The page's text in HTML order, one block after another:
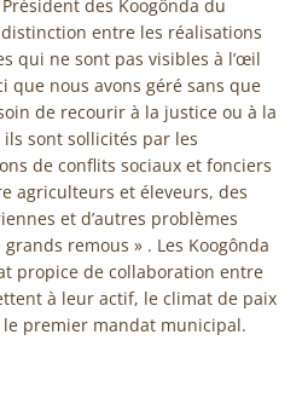
des Koogônda du
entre les réalisations
qui ne sont pas visibles à l’œil
que nous avons géré sans que
de recourir à la justice ou à la
ils sont sollicités par les
de conflits sociaux et fonciers
agriculteurs et éleveurs, des
et d’autres problèmes
remous » . Les Koogônda
propice de collaboration entre
à leur actif, le climat de paix
premier mandat municipal.